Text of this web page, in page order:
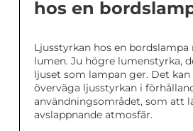
hos en
Ljusstyrkan hos en
lumen. Ju högre lumenstyrka,
ljuset som lampan ger. Det
överväga ljusstyrkan i
användningsområdet, som att
avslappnande atmosfär.